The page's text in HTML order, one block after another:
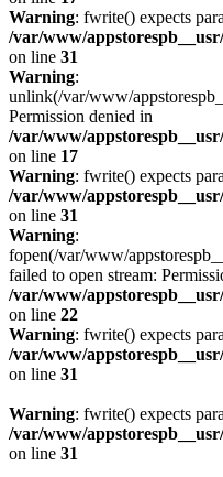
Warning: fwrite() expects
/var/www/
on line 31
Warning:
unlink(/var/www/
Permission denied in
/var/www/
on line 17
Warning: fwrite() expects
/var/www/
on line 31
Warning:
fopen(/var/www/
failed to open stream:
/var/www/
on line 22
Warning: fwrite() expects
/var/www/
on line 31
Warning: fwrite() expects
/var/www/
on line 31